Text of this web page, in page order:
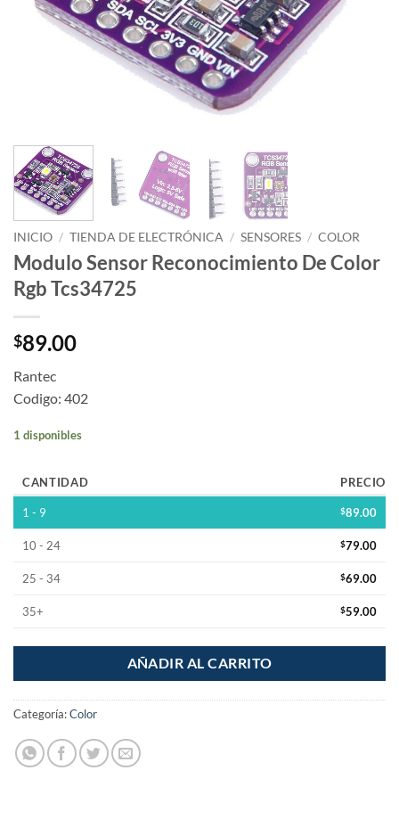
INICIO / TIENDA DE ELECTRÓNICA / SENSORES / COLOR
Modulo Sensor Reconocimiento De Color
Rgb Tcs34725
$89.00
Rantec
Codigo: 402
1 disponibles
CANTIDAD PRECIO
1 - 9 $89.00
10 - 24 $79.00
25 - 34 $69.00
35+ $59.00
AÑADIR AL CARRITO
Categoría:Color